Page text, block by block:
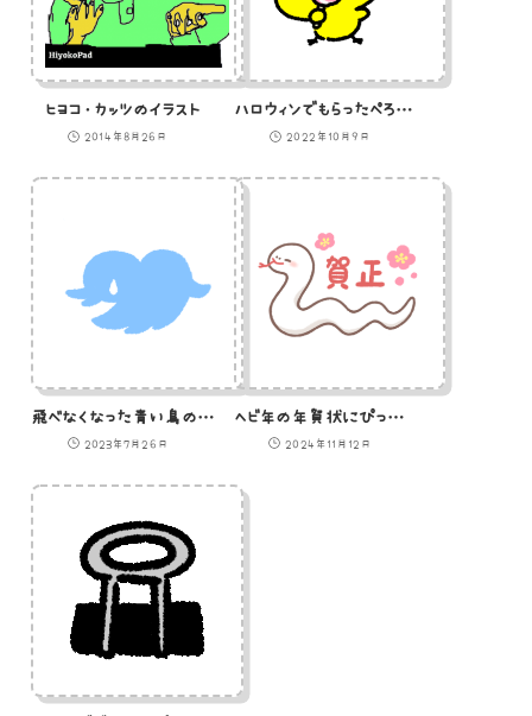
ヒヨコ・カッツのイラスト
2014年8月26日
ハロウィンでもらったぺろぺろキャンディーを食べるひよこ
2022年10月9日
飛べなくなった青い鳥のイラスト
2023年7月26日
ヘビ年の年賀状にぴったりな賀正白ヘビ
2024年11月12日